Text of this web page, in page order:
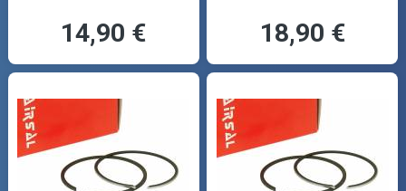
14,90 € 18,90 €